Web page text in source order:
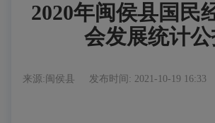
2020年闽侯县国民
会发展统计
来源:闽侯县 发布时间: 2021-10-19 16:33